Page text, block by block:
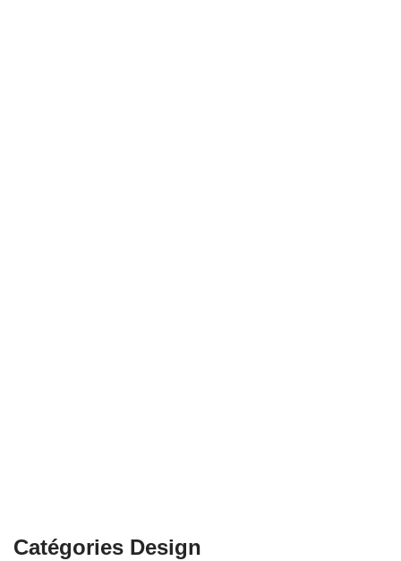
Catégories Design